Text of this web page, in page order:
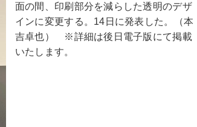
面の間、印刷部分を減らした透明のデザ
インに変更する。14日に発表した。（本
吉卓也） ※詳細は後日電子版にて掲載
いたします。